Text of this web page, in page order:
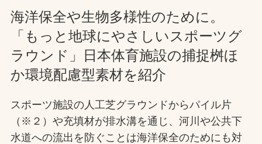
会社概要
採用情報
お取引先の皆様へ
海洋保全や生物多様性のために。
「もっと地球にやさしいスポーツグ
ラウンド」日本体育施設の捕捉桝ほ
か環境配慮型素材を紹介
スポーツ施設の人工芝グラウンドからパイル片
（※２）や充填材が排水溝を通じ、河川や公共下
水道への流出を防ぐことは海洋保全のためにも対